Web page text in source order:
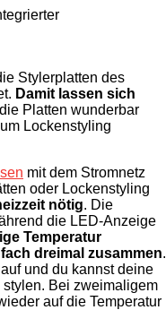
Stylerplatten des
Damit lassen sich
Platten wunderbar
Lockenstyling
mit dem Stromnetz
oder Lockenstyling
nötig. Die
die LED-Anzeige
Temperatur
dreimal zusammen.
und du kannst deine
stylen. Bei zweimaligem
auf die Temperatur